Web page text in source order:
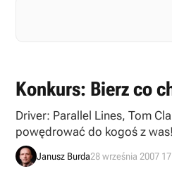
Konkurs: Bierz co
Driver: Parallel Lines, Tom
powędrować do kogoś z
Janusz Burda28 września 2007